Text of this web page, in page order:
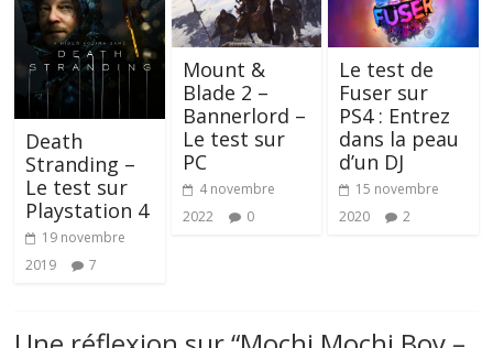
Death
Stranding –
Le test sur
Playstation 4
19 novembre
2019
7
Mount &
Blade 2 –
Bannerlord –
Le test sur
PC
4 novembre
2022
0
Le test de
Fuser sur
PS4 : Entrez
dans la peau
d’un DJ
15 novembre
2020
2